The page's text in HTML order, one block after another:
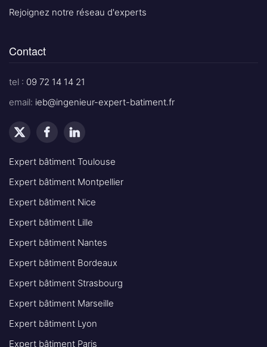
Rejoignez notre réseau d'experts
Contact
tel : 09 72 14 14 21
email: ieb@ingenieur-expert-batiment.fr
Expert bâtiment Toulouse
Expert bâtiment Montpellier
Expert bâtiment Nice
Expert bâtiment Lille
Expert bâtiment Nantes
Expert bâtiment Bordeaux
Expert bâtiment Strasbourg
Expert bâtiment Marseille
Expert bâtiment Lyon
Expert bâtiment Paris